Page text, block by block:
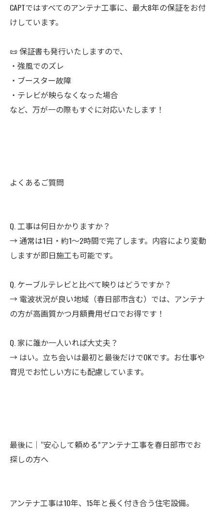
CAPTではすべてのアンテナ工事に、最大8年の保証をお付
けしています。
📜 保証書も発行いたしますので、
・強風でのズレ
・ブースター故障
・テレビが映らなくなった場合
など、万が一の際もすぐに対応いたします！
よくあるご質問
Q. 工事は何日かかりますか？
→ 通常は1日・約1〜2時間で完了します。内容により変動
しますが即日施工も可能です。
Q. ケーブルテレビと比べて映りはどうですか？
→ 電波状況が良い地域（春日部市含む）では、アンテナ
の方が高画質かつ月額費用ゼロでお得です！
Q. 家に誰か一人いれば大丈夫？
→ はい。立ち会いは最初と最後だけでOKです。お仕事や
育児でお忙しい方にも配慮しています。
最後に｜“安心して頼める”アンテナ工事を春日部市でお
探しの方へ
アンテナ工事は10年、15年と長く付き合う住宅設備。